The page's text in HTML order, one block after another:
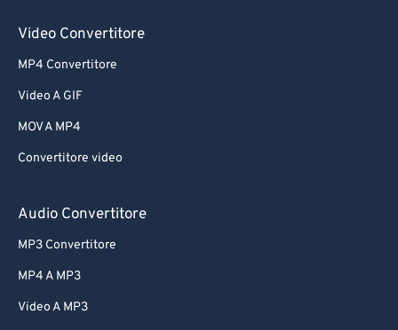
Video Convertitore
MP4 Convertitore
Video A GIF
MOV A MP4
Convertitore video
Audio Convertitore
MP3 Convertitore
MP4 A MP3
Video A MP3